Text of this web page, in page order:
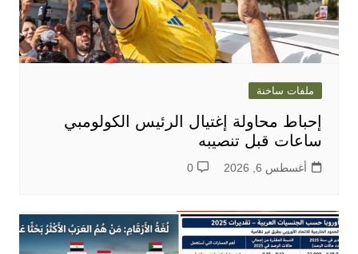
ملفات ساخنة
إحباط محاولة إغتيال الرئيس الكولومبي
ساعات قبل تنصيبه
أغسطس 6, 2026 0